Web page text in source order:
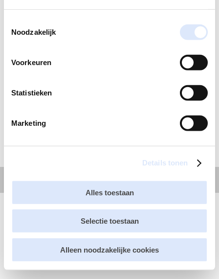
Noodzakelijk
Voorkeuren
Statistieken
Marketing
Details tonen
Alles toestaan
Selectie toestaan
Alleen noodzakelijke cookies
Stroomstoring in Eindhoven – kindercentrum de
☀️ De zomervakantie is begonnen! ☀️
ModderDag 2026
Kindercentrum de Droomwereld